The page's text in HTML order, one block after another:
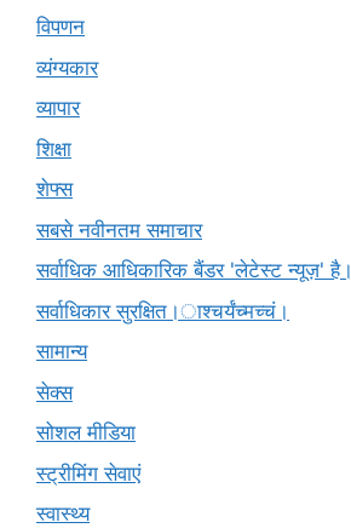
विपणन
व्यंग्यकार
व्यापार
शिक्षा
शेफ्स
सबसे नवीनतम समाचार
सर्वाधिक आधिकारिक बैंडर 'लेटेस्ट न्यूज़' है।
सर्वाधिकार सुरक्षित।ाश्चर्यंच्मच्चं।
सामान्य
सेक्स
सोशल मीडिया
स्ट्रीमिंग सेवाएं
स्वास्थ्य